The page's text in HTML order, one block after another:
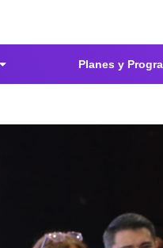
Planes y